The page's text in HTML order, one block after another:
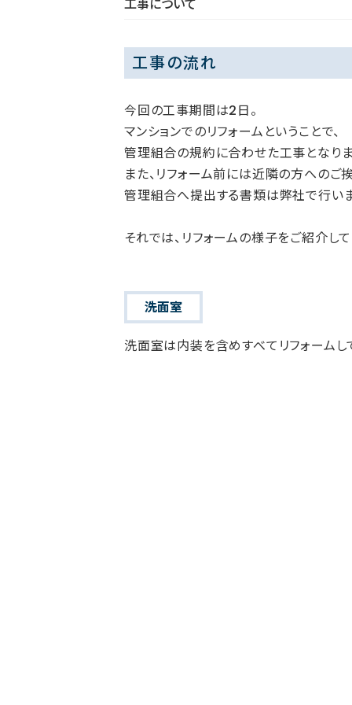
工事について
工事の流れ
今回の工事期間は2日。
マンションでのリフォームということで、
管理組合の規約に合わせた工事となりま
また、リフォーム前には近隣の方へのご
管理組合へ提出する書類は弊社で行い
それでは、リフォームの様子をご紹介して
洗面室
洗面室は内装を含めすべてリフォームし